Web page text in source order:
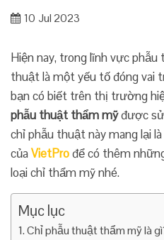
10 Jul 2023
Hiện nay, trong lĩnh vực
thuật là một yếu tố đóng vai
bạn có biết trên thị trường
phẫu thuật thẩm mỹđược sử
chỉ phẫu thuật này mang lại
củaVietProđể có thêm
loại chỉ thẩm mỹ nhé.
Mục lục
Chỉ phẫu thuật thẩm mỹ là